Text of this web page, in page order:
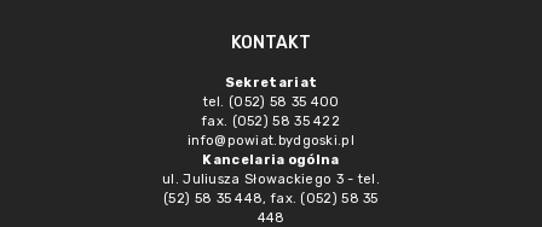
KONTAKT
Sekretariat
tel. (052) 58 35 400
fax. (052) 58 35 422
info@powiat.bydgoski.pl
Kancelaria ogólna
ul. Juliusza Słowackiego 3 - tel.
(52) 58 35 448, fax. (052) 58 35
448